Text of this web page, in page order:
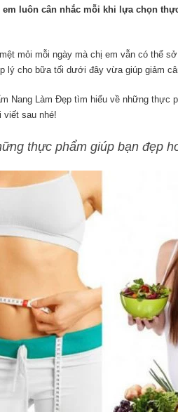
em luôn cân nhắc mỗi khi lựa chọn
mỏi mỗi ngày mà chị em vẫn có thể
lý cho bữa tối dưới đây vừa giúp giảm
Nang Làm Đẹp tìm hiểu về những thực
viết sau nhé!
thực phẩm giúp bạn đẹp